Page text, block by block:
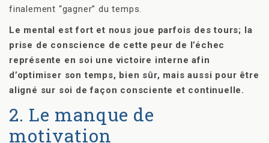
finalement “gagner” du temps.
Le mental est fort et nous joue parfois des tours; la
prise de conscience de cette peur de l’échec
représente en soi une victoire interne afin
d’optimiser son temps, bien sûr, mais aussi pour être
aligné sur soi de façon consciente et continuelle.
2. Le manque de
motivation